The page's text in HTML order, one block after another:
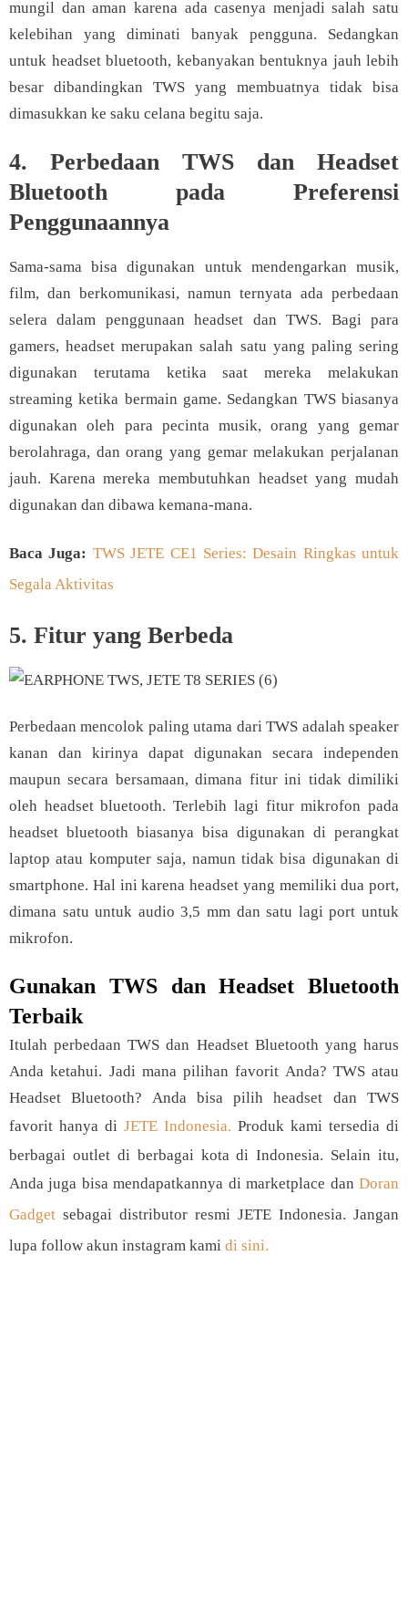
mungil dan aman karena ada casenya menjadi salah satu
kelebihan yang diminati banyak pengguna. Sedangkan
untuk headset bluetooth, kebanyakan bentuknya jauh lebih
besar dibandingkan TWS yang membuatnya tidak bisa
dimasukkan ke saku celana begitu saja.
4. Perbedaan TWS dan Headset
Bluetooth pada Preferensi
Penggunaannya
Sama-sama bisa digunakan untuk mendengarkan musik,
film, dan berkomunikasi, namun ternyata ada perbedaan
selera dalam penggunaan headset dan TWS. Bagi para
gamers, headset merupakan salah satu yang paling sering
digunakan terutama ketika saat mereka melakukan
streaming ketika bermain game. Sedangkan TWS biasanya
digunakan oleh para pecinta musik, orang yang gemar
berolahraga, dan orang yang gemar melakukan perjalanan
jauh. Karena mereka membutuhkan headset yang mudah
digunakan dan dibawa kemana-mana.
Baca Juga: TWS JETE CE1 Series: Desain Ringkas untuk
Segala Aktivitas
5. Fitur yang Berbeda
Perbedaan mencolok paling utama dari TWS adalah speaker
kanan dan kirinya dapat digunakan secara independen
maupun secara bersamaan, dimana fitur ini tidak dimiliki
oleh headset bluetooth. Terlebih lagi fitur mikrofon pada
headset bluetooth biasanya bisa digunakan di perangkat
laptop atau komputer saja, namun tidak bisa digunakan di
smartphone. Hal ini karena headset yang memiliki dua port,
dimana satu untuk audio 3,5 mm dan satu lagi port untuk
mikrofon.
Gunakan TWS dan Headset Bluetooth
Terbaik
Itulah perbedaan TWS dan Headset Bluetooth yang harus
Anda ketahui. Jadi mana pilihan favorit Anda? TWS atau
Headset Bluetooth? Anda bisa pilih headset dan TWS
favorit hanya di JETE Indonesia. Produk kami tersedia di
berbagai outlet di berbagai kota di Indonesia. Selain itu,
Anda juga bisa mendapatkannya di marketplace dan Doran
Gadget sebagai distributor resmi JETE Indonesia. Jangan
lupa follow akun instagram kami di sini.